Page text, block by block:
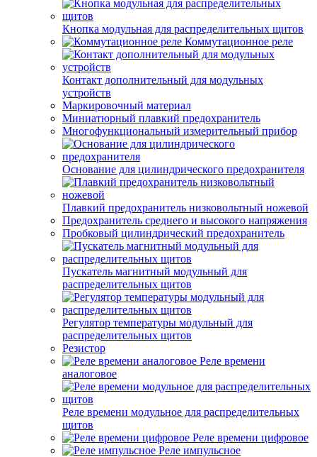
Кнопка модульная для распределительных щитов
Коммутационное реле
Контакт дополнительный для модульных
устройств
Маркировочный материал
Миниатюрный плавкий предохранитель
Многофункциональный измерительный прибор
Основание для цилиндрического предохранителя
Плавкий предохранитель низковольтный ножевой
Предохранитель среднего и высокого напряжения
Пробковый цилиндрический предохранитель
Пускатель магнитный модульный для
распределительных щитов
Регулятор температуры модульный для
распределительных щитов
Резистор
Реле времени
аналоговое
Реле времени модульное для распределительных
щитов
Реле времени цифровое
Реле импульсное